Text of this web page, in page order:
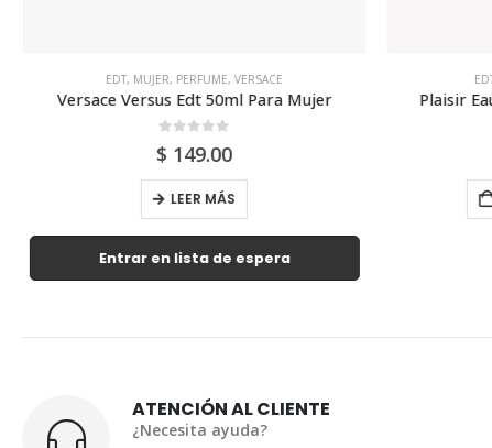
EDT, MUJER, PERFUME, VERSACE
Versace Versus Edt 50ml Para Mujer
$ 149.00
LEER MÁS
Entrar en lista de espera
Plaisir
ATENCIÓN AL CLIENTE
¿Necesita ayuda?